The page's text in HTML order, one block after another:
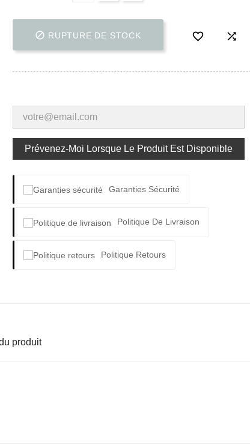
 RUPTURE DE STOCK  
Prévenez-Moi Lorsque Le Produit Est Disponible
Garanties Sécurité
Politique De Livraison
Politique Retours
produit